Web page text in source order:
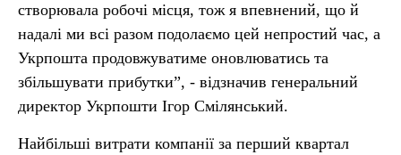
створювала робочі місця, тож я впевнений, що й
надалі ми всі разом подолаємо цей непростий час, а
Укрпошта продовжуватиме оновлюватись та
збільшувати прибутки”, - відзначив генеральний
директор Укрпошти Ігор Смілянський.
Найбільші витрати компанії за перший квартал